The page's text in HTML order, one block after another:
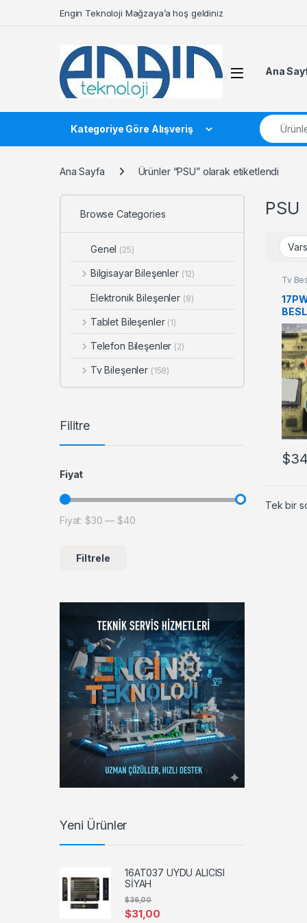
Engin Teknoloji Mağzaya’a hoş geldiniz
Ana
Kategoriye Göre Alışveriş
Search for:
Ana Sayfa Ürünler “PSU” olarak etiketlendi
PSU
Tv
$
Tek bir
Browse Categories
Genel (25)
Bilgisayar Bileşenler (12)
Elektronik Bileşenler (8)
Tablet Bileşenler (1)
Telefon Bileşenler (2)
Tv Bileşenler (158)
Filitre
Fiyat
En düşük fiyat
En yüksek fiyat
Filtrele
Fiyat:$30 —$40
Yeni Ürünler
16AT037 UYDU ALICISI
SİYAH
$31,00
$36,00